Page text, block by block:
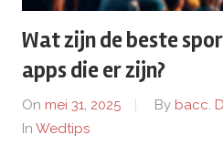
Wat zijn de beste
apps die er zijn?
On mei 31, 2025 By bacc.
In Wedtips